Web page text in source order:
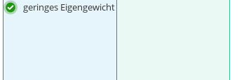
geringes Eigengewicht